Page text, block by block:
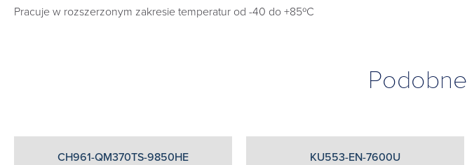
Pracuje w rozszerzonym zakresie temperatur od -40 do +85ºC
Podobne
CH961-QM370TS-9850HE KU553-EN-7600U